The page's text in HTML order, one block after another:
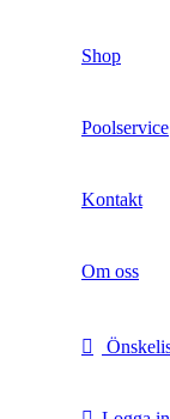
Shop
Poolservice
Kontakt
Om oss